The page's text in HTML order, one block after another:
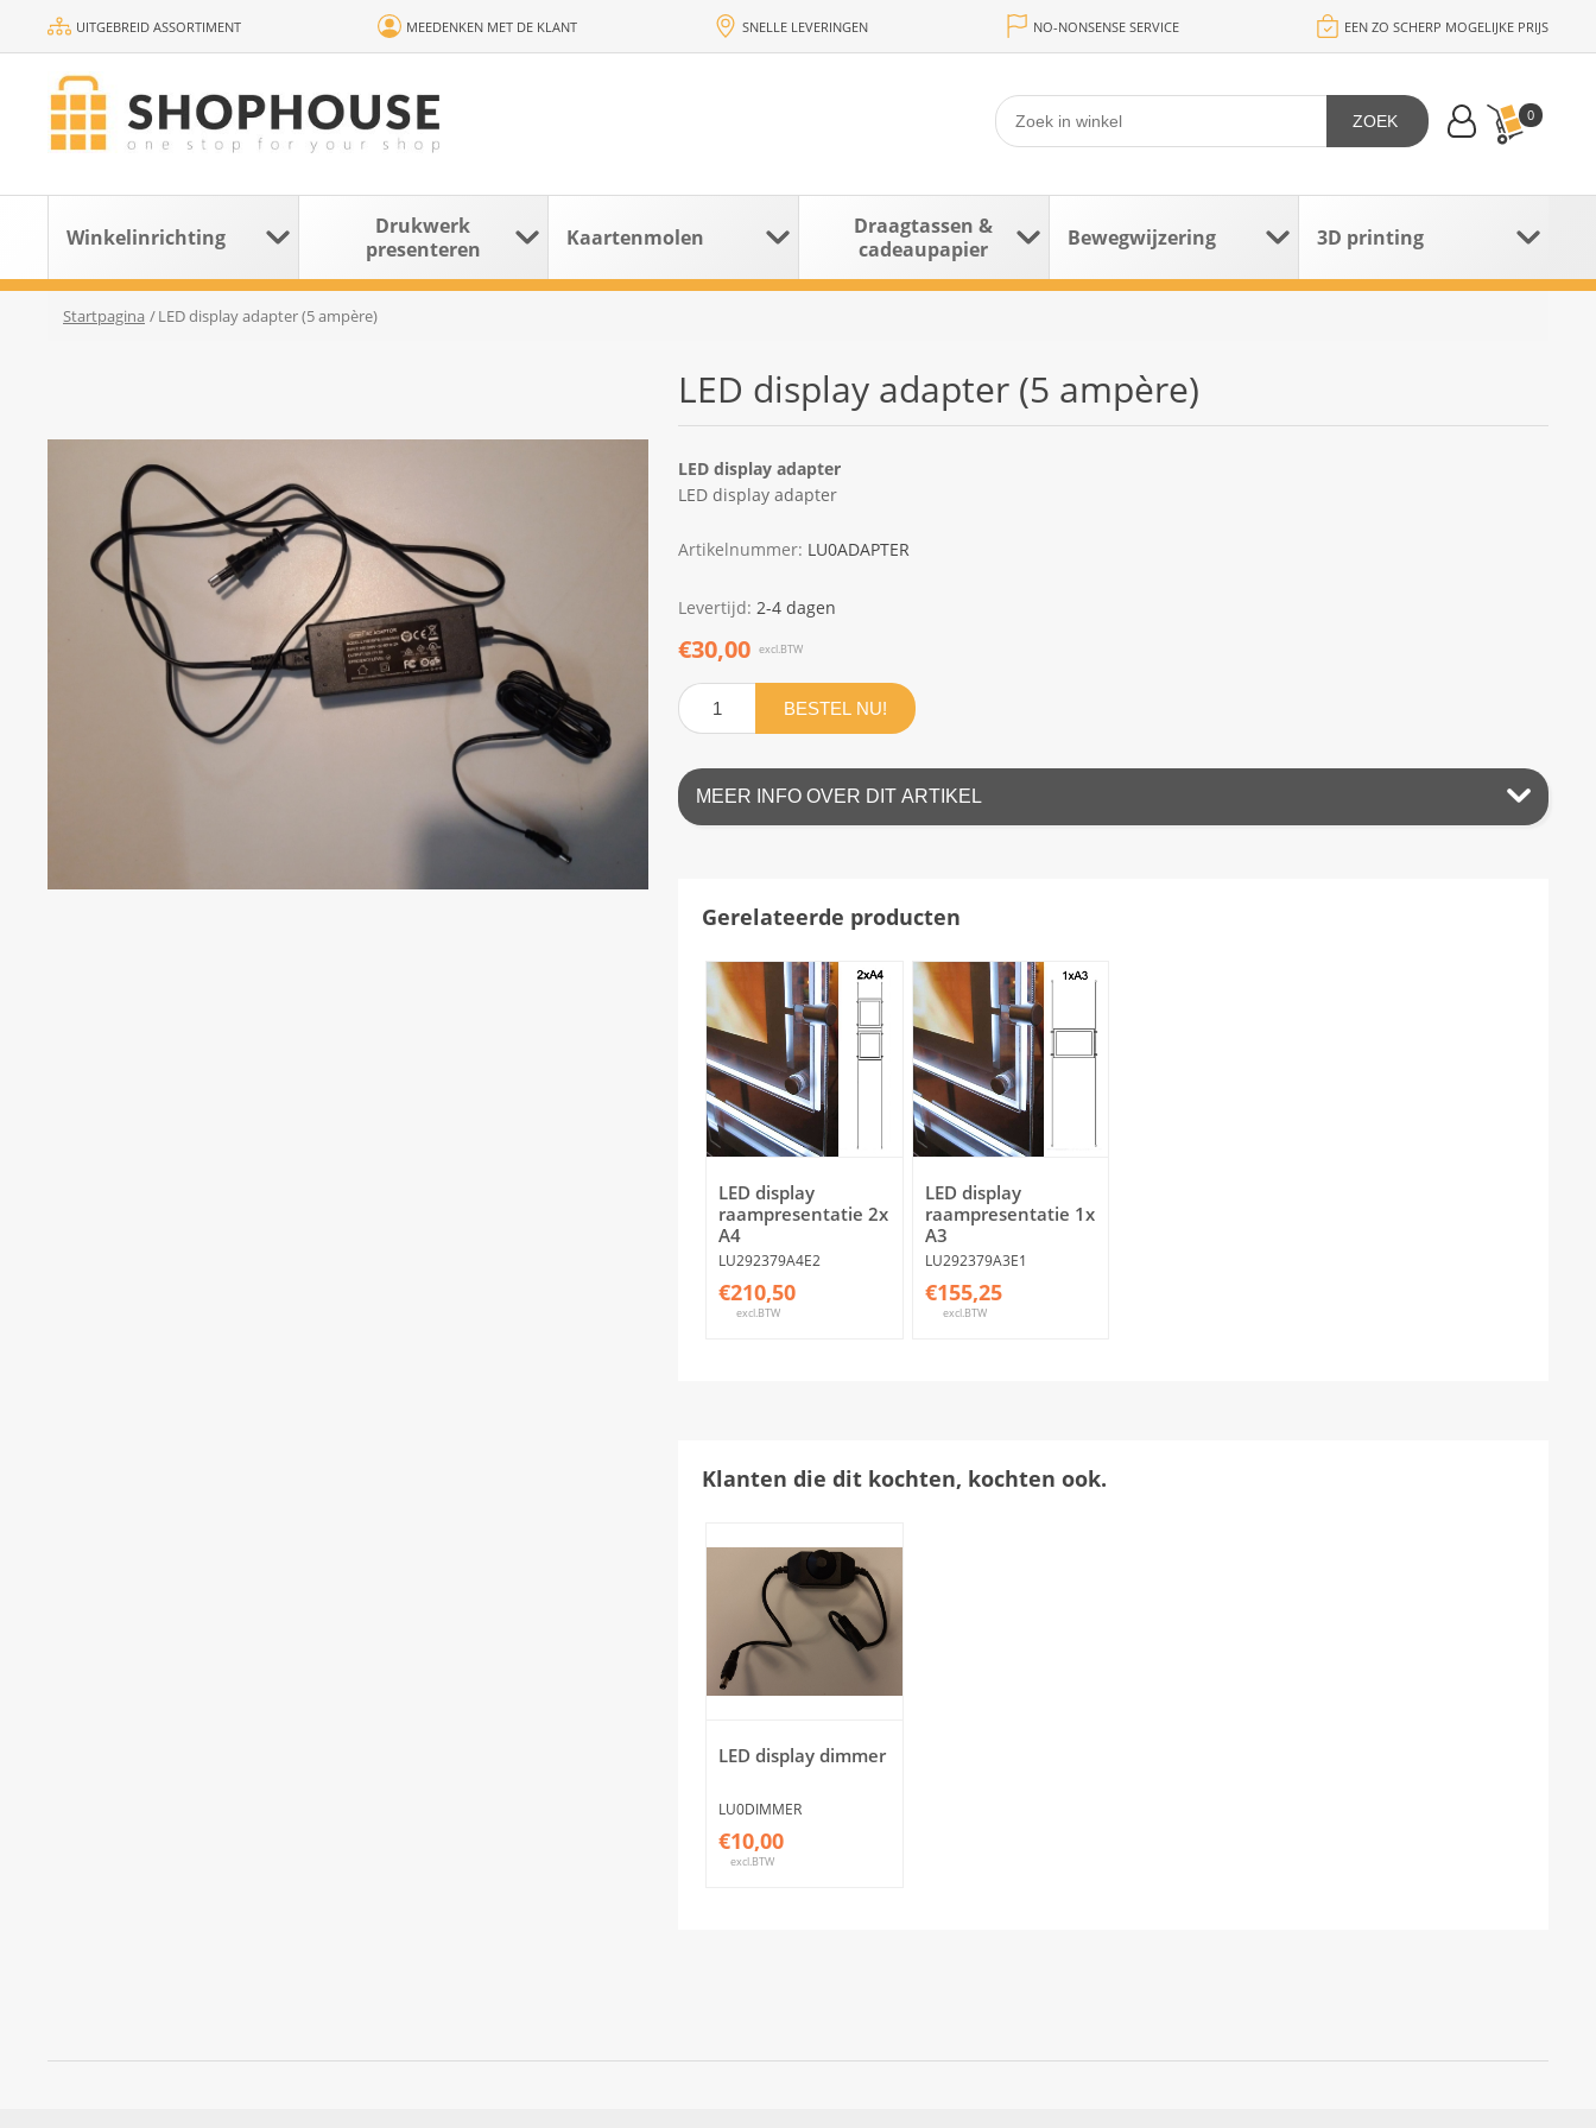
UITGEBREID ASSORTIMENT MEEDENKEN MET DE KLANT SNELLE LEVERINGEN NO-NONSENSE SERVICE EEN ZO SCHERP MOGELIJKE PRIJS
0
ZOEK
Winkelinrichting
Drukwerk
presenteren
Kaartenmolen
Draagtassen &
cadeaupapier
Bewegwijzering 3D printing
Startpagina /LED display adapter (5 ampère)
LED display adapter (5 ampère)
LED display adapter
LED display adapter
Artikelnummer: LU0ADAPTER
Levertijd: 2-4 dagen
€30,00 excl.BTW
BESTEL NU!
MEER INFO OVER DIT ARTIKEL
Gerelateerde producten
LED display
raampresentatie 2x
A4
LU292379A4E2
€210,50
excl.BTW
LED display
raampresentatie 1x
A3
LU292379A3E1
€155,25
excl.BTW
Klanten die dit kochten, kochten ook.
LED display dimmer
LU0DIMMER
€10,00
excl.BTW